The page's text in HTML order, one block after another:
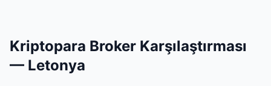
Kriptopara Broker Karşılaştırması
— Letonya